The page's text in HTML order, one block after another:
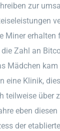
zur
Miner erhalten
Zahl an
Mädchen
eine Klinik,
teilweise über
eben diesen
der